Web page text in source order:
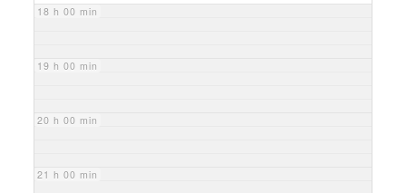
18 h 00 min
19 h 00 min
20 h 00 min
21 h 00 min